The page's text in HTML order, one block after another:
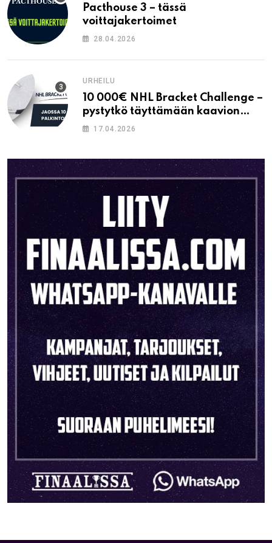
Pacthouse 3 – tässä
voittajakertoimet
28.04.2026
URHEILU
10 000€ NHL Bracket Challenge –
pystytkö täyttämään kaavion
oikein?
17.04.2026